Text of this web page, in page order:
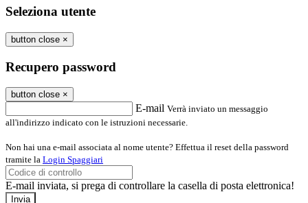
Seleziona utente
button close ×
Recupero password
button close ×
E-mail Verrà inviato un messaggio
all'indirizzo indicato con le istruzioni necessarie.
Non hai una e-mail associata al nome utente? Effettua il reset della password
tramite la Login Spaggiari
E-mail inviata, si prega di controllare la casella di posta elettronica!